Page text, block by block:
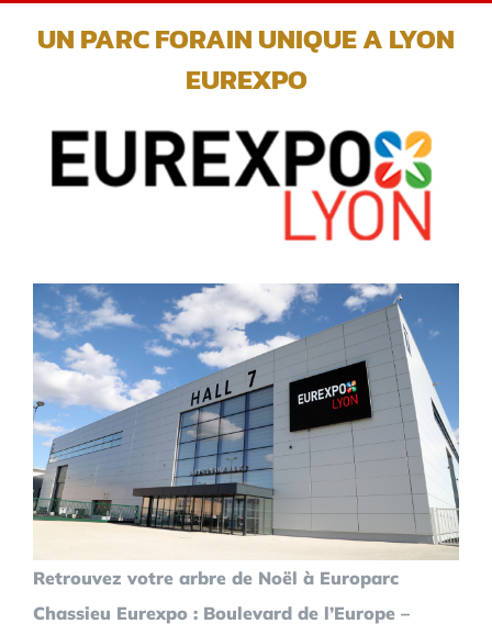
UN PARC FORAIN UNIQUE A LYON
EUREXPO
Retrouvez votre arbre de Noël à Europarc
Chassieu Eurexpo : Boulevard de l’Europe –